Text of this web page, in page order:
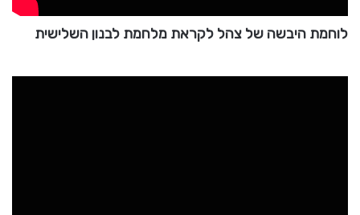
לוחמת היבשה של צהל לקראת מלחמת לבנון השלישית